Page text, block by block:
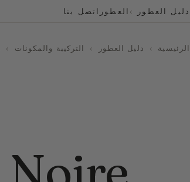
دليل العطور العطور اتصل بنا
الرئيسية › دليل العطور › التركيبة والمكونات ›